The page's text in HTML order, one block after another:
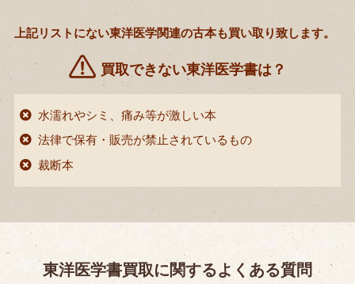
上記リストにない東洋医学関連の古本も買い取り致します。
買取できない東洋医学書は？
水濡れやシミ、痛み等が激しい本
法律で保有・販売が禁止されているもの
裁断本
東洋医学書買取に関するよくある質問